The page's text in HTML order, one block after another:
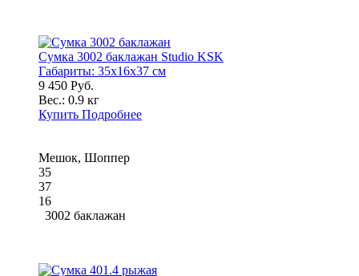
Сумка 3002 баклажан Studio KSK
Габариты: 35x16x37 см
9 450 Руб.
Вес.: 0.9 кг
Купить Подробнее
Мешок, Шоппер
35
37
16
3002 баклажан